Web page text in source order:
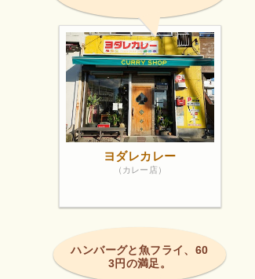
子ども達用に合鍵を作りたくてお世話になりまし
画像は著作権
ヨダレカレー
（カレー店）
ハンバーグと魚フライ、60
3円の満足。